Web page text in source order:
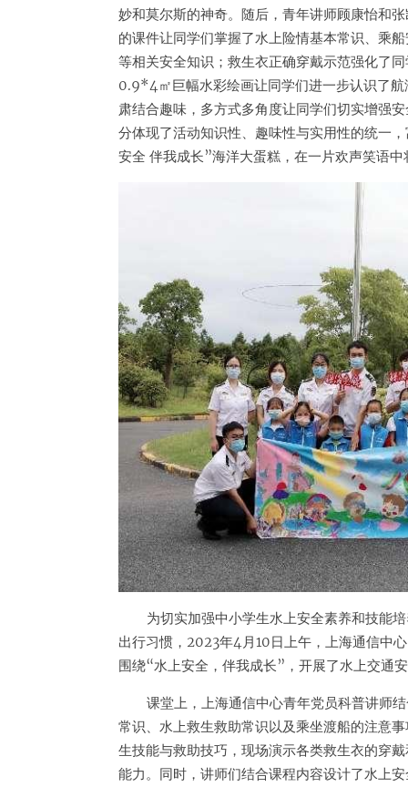
妙和莫尔斯的神奇。随后，青年讲师顾康怡和
的课件让同学们掌握了水上险情基本常识、乘
等相关安全知识；救生衣正确穿戴示范强化了
0.9*4㎡巨幅水彩绘画让同学们进一步认识了
肃结合趣味，多方式多角度让同学们切实增强
分体现了活动知识性、趣味性与实用性的统一
安全 伴我成长”海洋大蛋糕，在一片欢声笑语
为切实加强中小学生水上安全素养和技能
出行习惯，2023年4月10日上午，上海通信中
围绕“水上安全，伴我成长”，开展了水上交通
课堂上，上海通信中心青年党员科普讲师
常识、水上救生救助常识以及乘坐渡船的注意
生技能与救助技巧，现场演示各类救生衣的穿
能力。同时，讲师们结合课程内容设计了水上